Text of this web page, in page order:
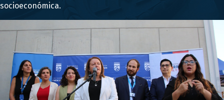
socioeconómica.